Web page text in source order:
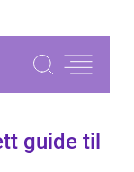
guide til